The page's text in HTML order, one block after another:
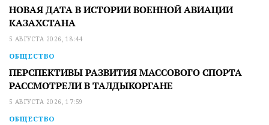
НОВАЯ ДАТА В ИСТОРИИ ВОЕННОЙ АВИАЦИИ
КАЗАХСТАНА
5 АВГУСТА 2026, 18:44
ОБЩЕСТВО
ПЕРСПЕКТИВЫ РАЗВИТИЯ МАССОВОГО СПОРТА
РАССМОТРЕЛИ В ТАЛДЫКОРГАНЕ
5 АВГУСТА 2026, 17:59
ОБЩЕСТВО